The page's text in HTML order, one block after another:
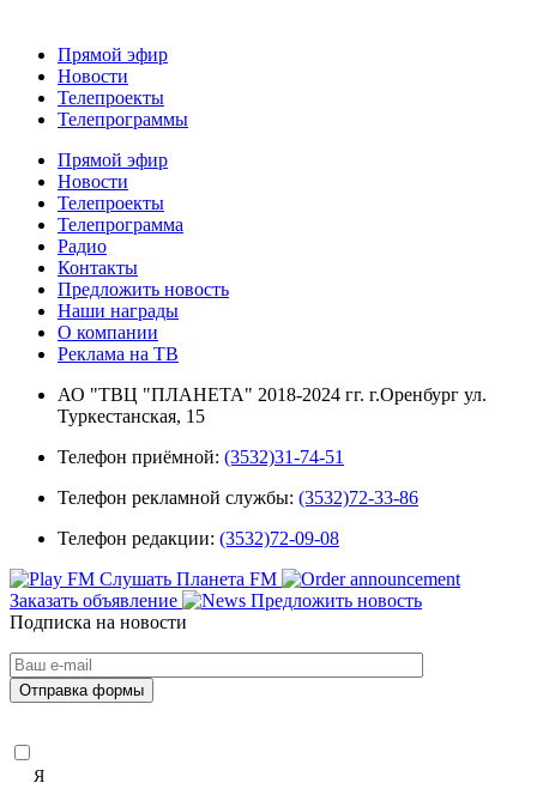
Прямой эфир
Новости
Телепроекты
Телепрограммы
Прямой эфир
Новости
Телепроекты
Телепрограмма
Радио
Контакты
Предложить новость
Наши награды
О компании
Реклама на ТВ
АО "ТВЦ "ПЛАНЕТА" 2018-2024 гг. г.Оренбург ул.
Туркестанская, 15
Телефон приёмной: (3532)31-74-51
Телефон рекламной службы: (3532)72-33-86
Телефон редакции: (3532)72-09-08
Слушать Планета FM
Заказать объявление
Предложить новость
Подписка на новости
Я